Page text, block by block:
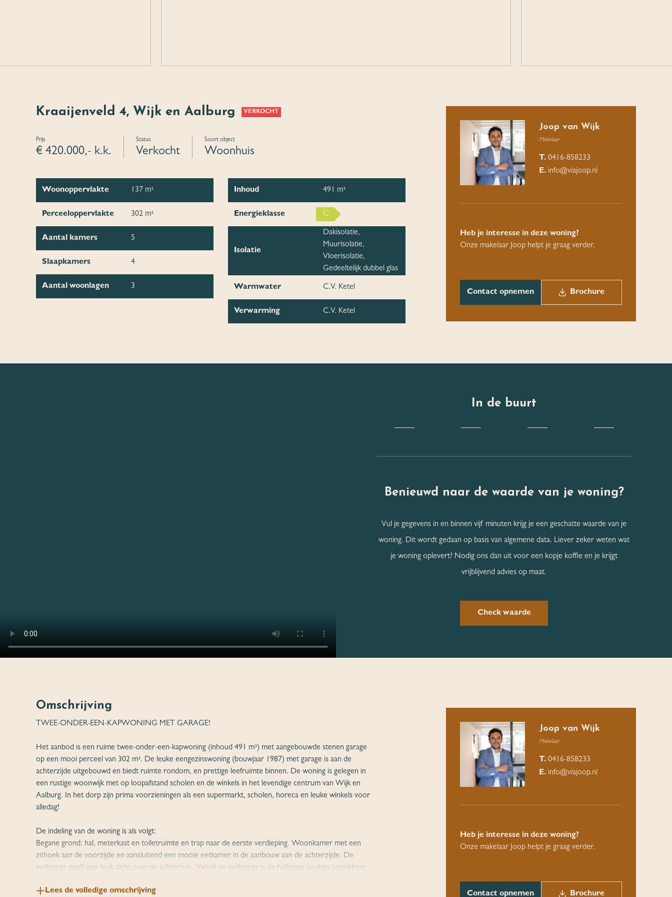
Kraaijenveld 4, Wijk en Aalburg VERKOCHT
Prijs
€ 420.000,- k.k.
Status
Verkocht
Soort object
Woonhuis
Woonoppervlakte 137 m²
Perceeloppervlakte 302 m²
Aantal kamers 5
Slaapkamers 4
Aantal woonlagen 3
Inhoud 491 m³
Energieklasse C
Isolatie
Dakisolatie,
Muurisolatie,
Vloerisolatie,
Gedeeltelijk dubbel glas
Warmwater C.V. Ketel
Verwarming C.V. Ketel
Joop van Wijk
Makelaar
T. 0416-858233
E. info@viajoop.nl
Heb je interesse in deze woning?
Onze makelaar Joop helpt je graag verder.
Contact opnemen Brochure
In de buurt
Benieuwd naar de waarde van je woning?
Vul je gegevens in en binnen vijf minuten krijg je een geschatte waarde van je
woning. Dit wordt gedaan op basis van algemene data. Liever zeker weten wat
je woning oplevert? Nodig ons dan uit voor een kopje koffie en je krijgt
vrijblijvend advies op maat.
Check waarde
Omschrijving
TWEE-ONDER-EEN-KAPWONING MET GARAGE!
Het aanbod is een ruime twee-onder-een-kapwoning (inhoud 491 m³) met aangebouwde stenen garage
op een mooi perceel van 302 m². De leuke eengezinswoning (bouwjaar 1987) met garage is aan de
achterzijde uitgebouwd en biedt ruimte rondom, en prettige leefruimte binnen. De woning is gelegen in
een rustige woonwijk met op loopafstand scholen en de winkels in het levendige centrum van Wijk en
Aalburg. In het dorp zijn prima voorzieningen als een supermarkt, scholen, horeca en leuke winkels voor
alledag!
De indeling van de woning is als volgt:
Begane grond: hal, meterkast en toiletruimte en trap naar de eerste verdieping. Woonkamer met een
zithoek aan de voorzijde en aansluitend een mooie eetkamer in de aanbouw aan de achterzijde. De
eetkamer geeft een leuk zicht over de achtertuin. Vanuit de eetkamer is de halfopen keuken bereikbaar
afzuigkap, vaatwasser en koelkast. In de aanbouw een praktische bijkeuken met een gootsteen en de
Lees de volledige omschrijving
Joop van Wijk
Makelaar
T. 0416-858233
E. info@viajoop.nl
Heb je interesse in deze woning?
Onze makelaar Joop helpt je graag verder.
Contact opnemen Brochure